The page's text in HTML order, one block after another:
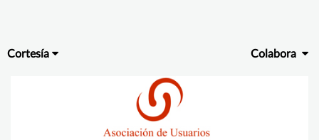
Cortesía Colabora